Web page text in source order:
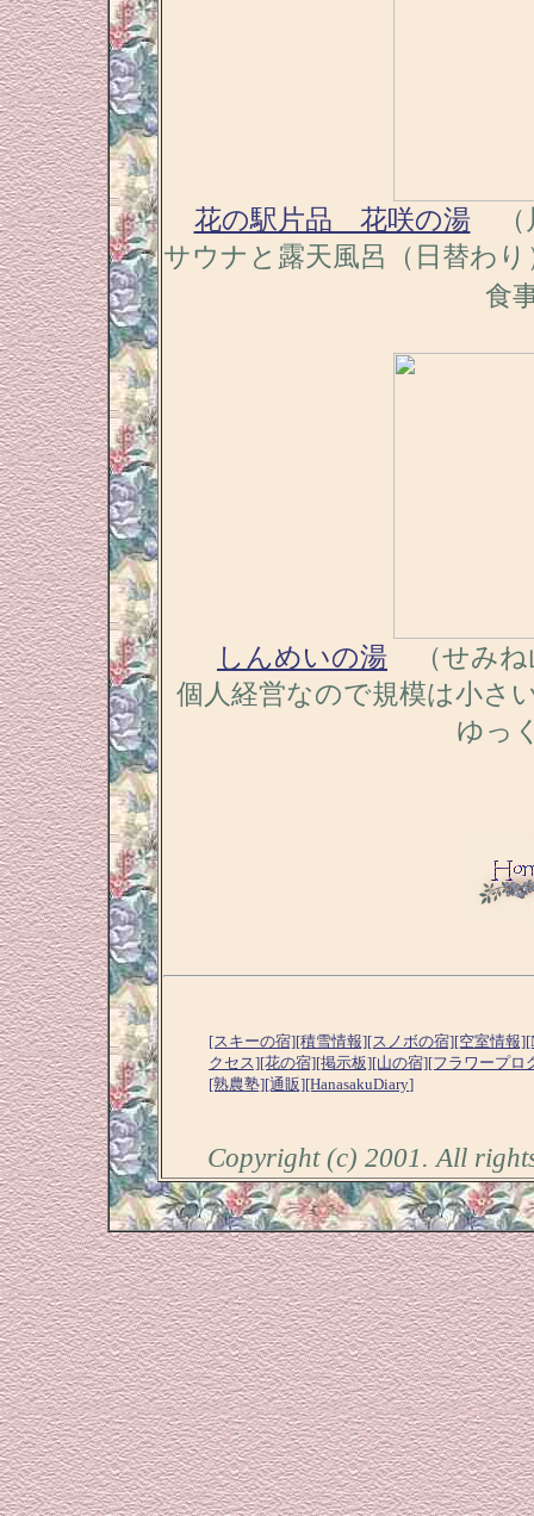
花の駅片品 花咲の湯 （
サウナと露天風呂（日替わ
食
しんめいの湯 （せみね
個人経営なので規模は小さ
ゆっ
[スキーの宿][積雪情報][スノボの宿][空室情報]
クセス][花の宿][掲示板][山の宿][フラワープロ
[熟農塾][通販][HanasakuDiary]
Copyright (c) 2001. All